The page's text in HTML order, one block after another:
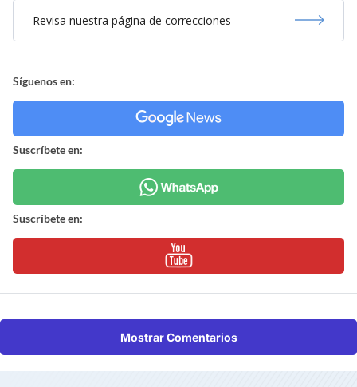
Revisa nuestra página de correcciones
Síguenos en:
Suscríbete en:
Suscríbete en:
Mostrar Comentarios